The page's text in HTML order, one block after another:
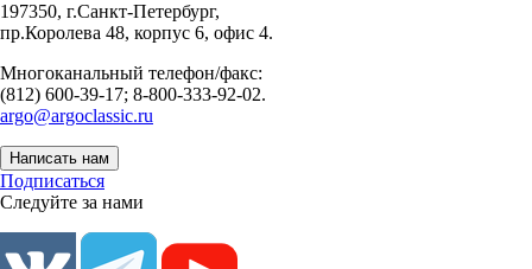
197350, г.Санкт-Петербург,
пр.Королева 48, корпус 6, офис 4.
Многоканальный телефон/факс:
(812) 600-39-17; 8-800-333-92-02.
argo@argoclassic.ru
Написать нам
Подписаться
Следуйте за нами